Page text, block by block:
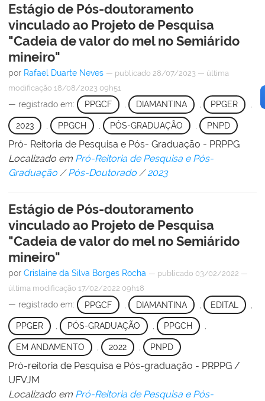
Estágio de Pós-doutoramento
vinculado ao Projeto de Pesquisa
"Cadeia de valor do mel no Semiárido
mineiro"
por Rafael Duarte Neves — publicado 28/07/2023 — última
modificação 18/08/2023 09h51
— registrado em: PPGCF , DIAMANTINA , PPGER ,
2023 PPGCH PÓS-GRADUAÇÃO , PNPD
Pró- Reitoria de Pesquisa e Pós- Graduação - PRPPG
Localizado em Pró-Reitoria de Pesquisa e Pós-
Graduação /Pós-Doutorado /2023
Estágio de Pós-doutoramento
vinculado ao Projeto de Pesquisa
"Cadeia de valor do mel no Semiárido
mineiro"
por Crislaine da Silva Borges Rocha — publicado 03/02/2022 —
última modificação 17/02/2022 09h18
— registrado em: PPGCF DIAMANTINA EDITAL
PPGER , PÓS-GRADUAÇÃO , PPGCH ,
EM ANDAMENTO 2022 PNPD
Pró-reitoria de Pesquisa e Pós-graduação - PRPPG /
UFVJM
Localizado em Pró-Reitoria de Pesquisa e Pós-